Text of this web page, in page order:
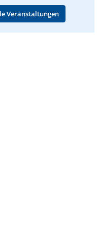
Veranstaltungen